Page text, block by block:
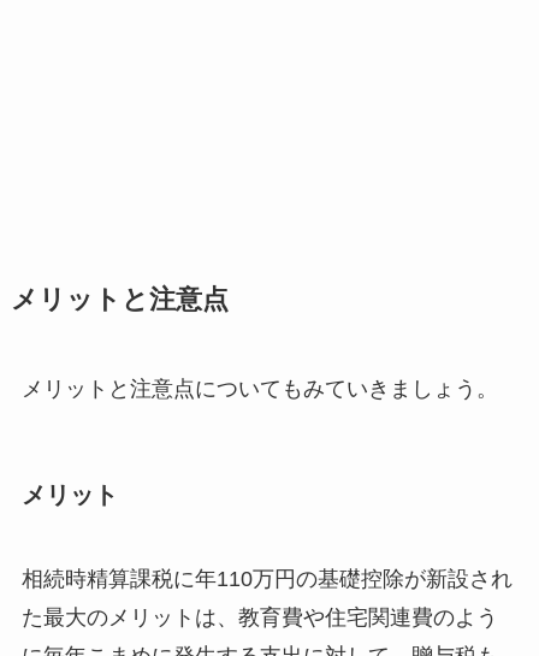
メリットと注意点
メリットと注意点についてもみていきましょう。
メリット
相続時精算課税に年110万円の基礎控除が新設され
た最大のメリットは、教育費や住宅関連費のよう